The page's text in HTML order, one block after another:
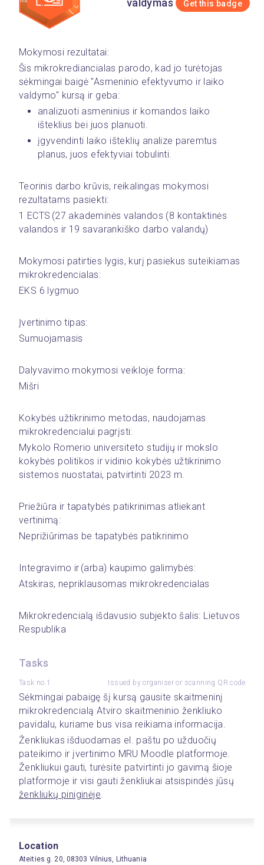
valdymas Get this badge
Mokymosi rezultatai:
Šis mikrokrediancialas parodo, kad jo turėtojas
sėkmingai baigė "Asmeninio efektyvumo ir laiko
valdymo" kursą ir geba:
analizuoti asmeninius ir komandos laiko
išteklius bei juos planuoti.
įgyvendinti laiko išteklių analize paremtus
planus, juos efektyviai tobulinti.
Teorinis darbo krūvis, reikalingas mokymosi
rezultatams pasiekti:
1 ECTS (27 akademinės valandos (8 kontaktinės
valandos ir 19 savarankiško darbo valandų)
Mokymosi patirties lygis, kurį pasiekus suteikiamas
mikrokredencialas:
EKS 6 lygmuo
Įvertinimo tipas:
Sumuojamasis
Dalyvavimo mokymosi veikloje forma:
Mišri
Kokybės užtikrinimo metodas, naudojamas
mikrokredencialui pagrįsti:
Mykolo Romerio universiteto studijų ir mokslo
kokybės politikos ir vidinio kokybės užtikrinimo
sistemos nuostatai, patvirtinti 2023 m.
Priežiūra ir tapatybės patikrinimas atliekant
vertinimą:
Neprižiūrimas be tapatybės patikrinimo
Integravimo ir (arba) kaupimo galimybės:
Atskiras, nepriklausomas mikrokredencialas
Mikrokredencialą išdavusio subjekto šalis: Lietuvos
Respublika
Tasks
Task no.1 Issued by organiser or scanning QR code
Sėkmingai pabaigę šį kursą gausite skaitmeninį
mikrokredencialą Atviro skaitmeninio ženkliuko
pavidalu, kuriame bus visa reikiama informacija.
Ženkliukas išduodamas el. paštu po užduočių
pateikimo ir įvertinimo MRU Moodle platformoje.
Ženkliukui gauti, turėsite patvirtinti jo gavimą šioje
ženkliukų piniginėje.
Location
Ateities g. 20, 08303 Vilnius, Lithuania